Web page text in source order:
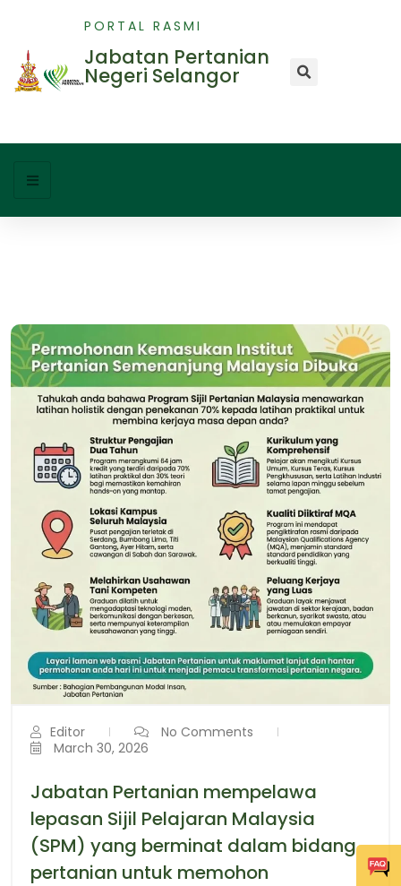
PORTAL RASMI
Jabatan Pertanian
Negeri Selangor
Editor
No Comments
March 30, 2026
Jabatan Pertanian mempelawa
lepasan Sijil Pelajaran Malaysia
(SPM) yang berminat dalam bidang
pertanian untuk memohon